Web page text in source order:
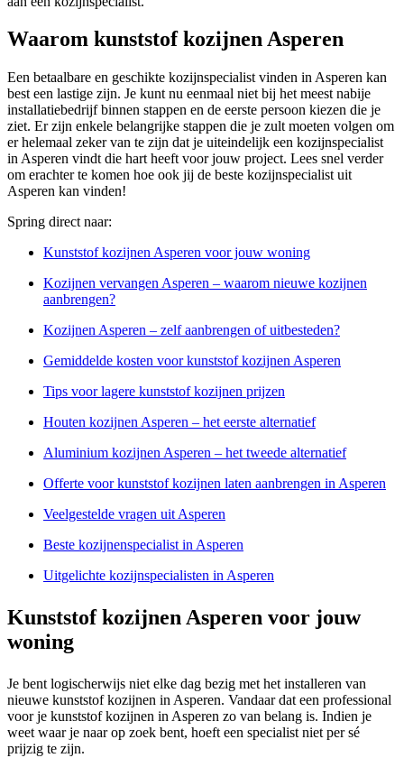
Waarom kunststof kozijnen Asperen
Een betaalbare en geschikte kozijnspecialist vinden in Asperen kan
best een lastige zijn. Je kunt nu eenmaal niet bij het meest nabije
installatiebedrijf binnen stappen en de eerste persoon kiezen die je
ziet. Er zijn enkele belangrijke stappen die je zult moeten volgen om
er helemaal zeker van te zijn dat je uiteindelijk een kozijnspecialist
in Asperen vindt die hart heeft voor jouw project. Lees snel verder
om erachter te komen hoe ook jij de beste kozijnspecialist uit
Asperen kan vinden!
Spring direct naar:
Kunststof kozijnen Asperen voor jouw woning
Kozijnen vervangen Asperen – waarom nieuwe kozijnen
aanbrengen?
Kozijnen Asperen – zelf aanbrengen of uitbesteden?
Gemiddelde kosten voor kunststof kozijnen Asperen
Tips voor lagere kunststof kozijnen prijzen
Houten kozijnen Asperen – het eerste alternatief
Aluminium kozijnen Asperen – het tweede alternatief
Offerte voor kunststof kozijnen laten aanbrengen in Asperen
Veelgestelde vragen uit Asperen
Beste kozijnenspecialist in Asperen
Uitgelichte kozijnspecialisten in Asperen
Kunststof kozijnen Asperen voor jouw
woning
Je bent logischerwijs niet elke dag bezig met het installeren van
nieuwe kunststof kozijnen in Asperen. Vandaar dat een professional
voor je kunststof kozijnen in Asperen zo van belang is. Indien je
weet waar je naar op zoek bent, hoeft een specialist niet per sé
prijzig te zijn.